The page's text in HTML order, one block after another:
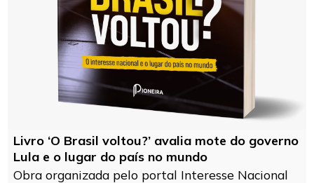
Livro ‘O Brasil voltou?’ avalia mote do governo
Lula e o lugar do país no mundo
Obra organizada pelo portal Interesse Nacional